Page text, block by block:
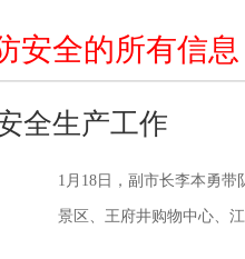
安全的所有信息
全生产工作
1月18日，副市长李本勇
景区、王府井购物中心、